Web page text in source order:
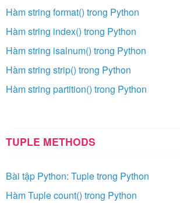
Hàm string format() trong Python
Hàm string index() trong Python
Hàm string isalnum() trong Python
Hàm string strip() trong Python
Hàm string partition() trong Python
TUPLE METHODS
Bài tập Python: Tuple trong Python
Hàm Tuple count() trong Python